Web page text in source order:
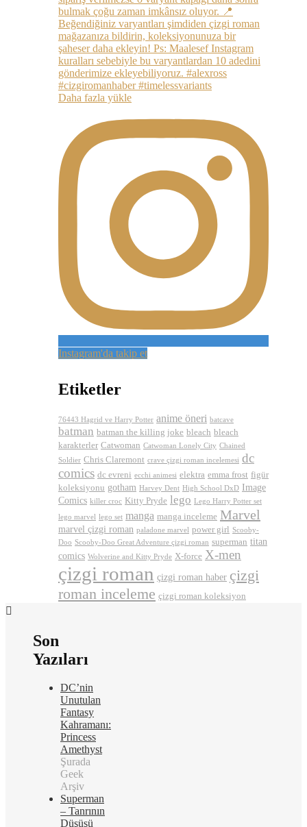
Daha fazla yükle
Instagram'da takip et
Etiketler
76443 Hagrid ve Harry Potter anime öneri batcave
batman batman the killing joke bleach bleach
karakterler Catwoman Catwoman Lonely City Chained
Soldier Chris Claremont crave çizgi roman incelemesi dc
comics dc evreni ecchi animesi elektra emma frost figür
koleksiyonu gotham Harvey Dent High School DxD Image
Comics killer croc Kitty Pryde lego Lego Harry Potter set
lego marvel lego set manga manga inceleme Marvel
marvel çizgi roman paladone marvel power girl Scooby-
Doo Scooby-Doo Great Adventure çizgi roman superman titan
comics Wolverine and Kitty Pryde X-force X-men
çizgi roman çizgi roman haber çizgi
roman inceleme çizgi roman koleksiyon
Son
Yazıları
DC’nin
Unutulan
Fantasy
Kahramanı:
Princess
Amethyst
Şurada
Geek
Arşiv
Superman
– Tanrının
Düşüşü